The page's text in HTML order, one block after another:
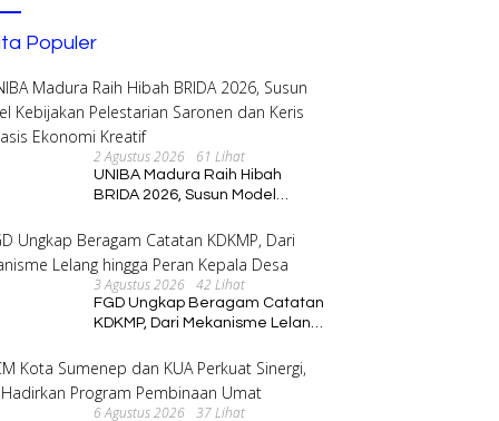
Populer
2 Agustus 2026 61 Lihat
UNIBA Madura Raih Hibah
BRIDA 2026, Susun Model
dan Keris Berbasis Ekonomi
Kreatif
3 Agustus 2026 42 Lihat
FGD Ungkap Beragam Catatan
KDKMP, Dari Mekanisme Lelang
6 Agustus 2026 37 Lihat